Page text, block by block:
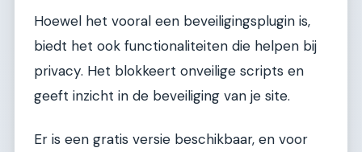
Hoewel het vooral een beveiligingsplugin is,
biedt het ook functionaliteiten die helpen bij
privacy. Het blokkeert onveilige scripts en
geeft inzicht in de beveiliging van je site.
Er is een gratis versie beschikbaar, en voor